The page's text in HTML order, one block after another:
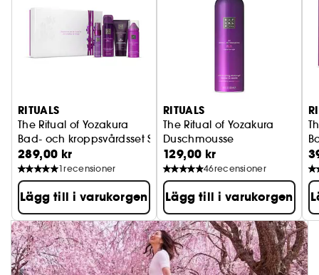
RITUALS
The Ritual of Yozakura
Bad- och kroppsvårdsset S
289,00 kr
1recensioner
Lägg till i varukorgen
RITUALS
The Ritual of Yozakura
Duschmousse
129,00 kr
46recensioner
Lägg till i varukorgen